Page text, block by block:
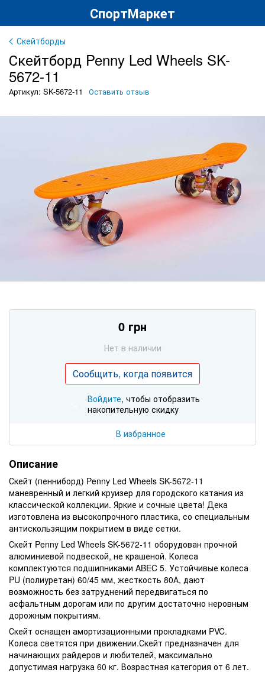
СпортМаркет
Скейтборды
Скейтборд Penny Led Wheels SK-
5672-11
Артикул: SK-5672-11 Оставить отзыв
0 грн
Нет в наличии
Сообщить, когда появится
Войдите, чтобы отобразить
накопительную скидку
В избранное
Описание
Скейт (пенниборд) Penny Led Wheels SK-5672-11
маневренный и легкий круизер для городского катания из
классической коллекции. Яркие и сочные цвета! Дека
изготовлена из высокопрочного пластика, со специальным
антискользящим покрытием в виде сетки.
Скейт Penny Led Wheels SK-5672-11 оборудован прочной
алюминиевой подвеской, не крашеной. Колеса
комплектуются подшипниками ABEC 5. Устойчивые колеса
PU (полиуретан) 60/45 мм, жесткость 80А, дают
возможность без затруднений передвигаться по
асфальтным дорогам или по другим достаточно неровным
дорожным покрытиям.
Скейт оснащен амортизационными прокладками PVC.
Колеса светятся при движении.Скейт предназначен для
начинающих райдеров и любителей, максимально
допустимая нагрузка 60 кг. Возрастная категория от 6 лет.